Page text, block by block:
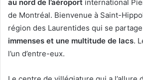
au nord de l’aéroport international
de Montréal. Bienvenue à Saint-
région des Laurentides qui se
immenses et une multitude de lacs.
l’un d’entre-eux.